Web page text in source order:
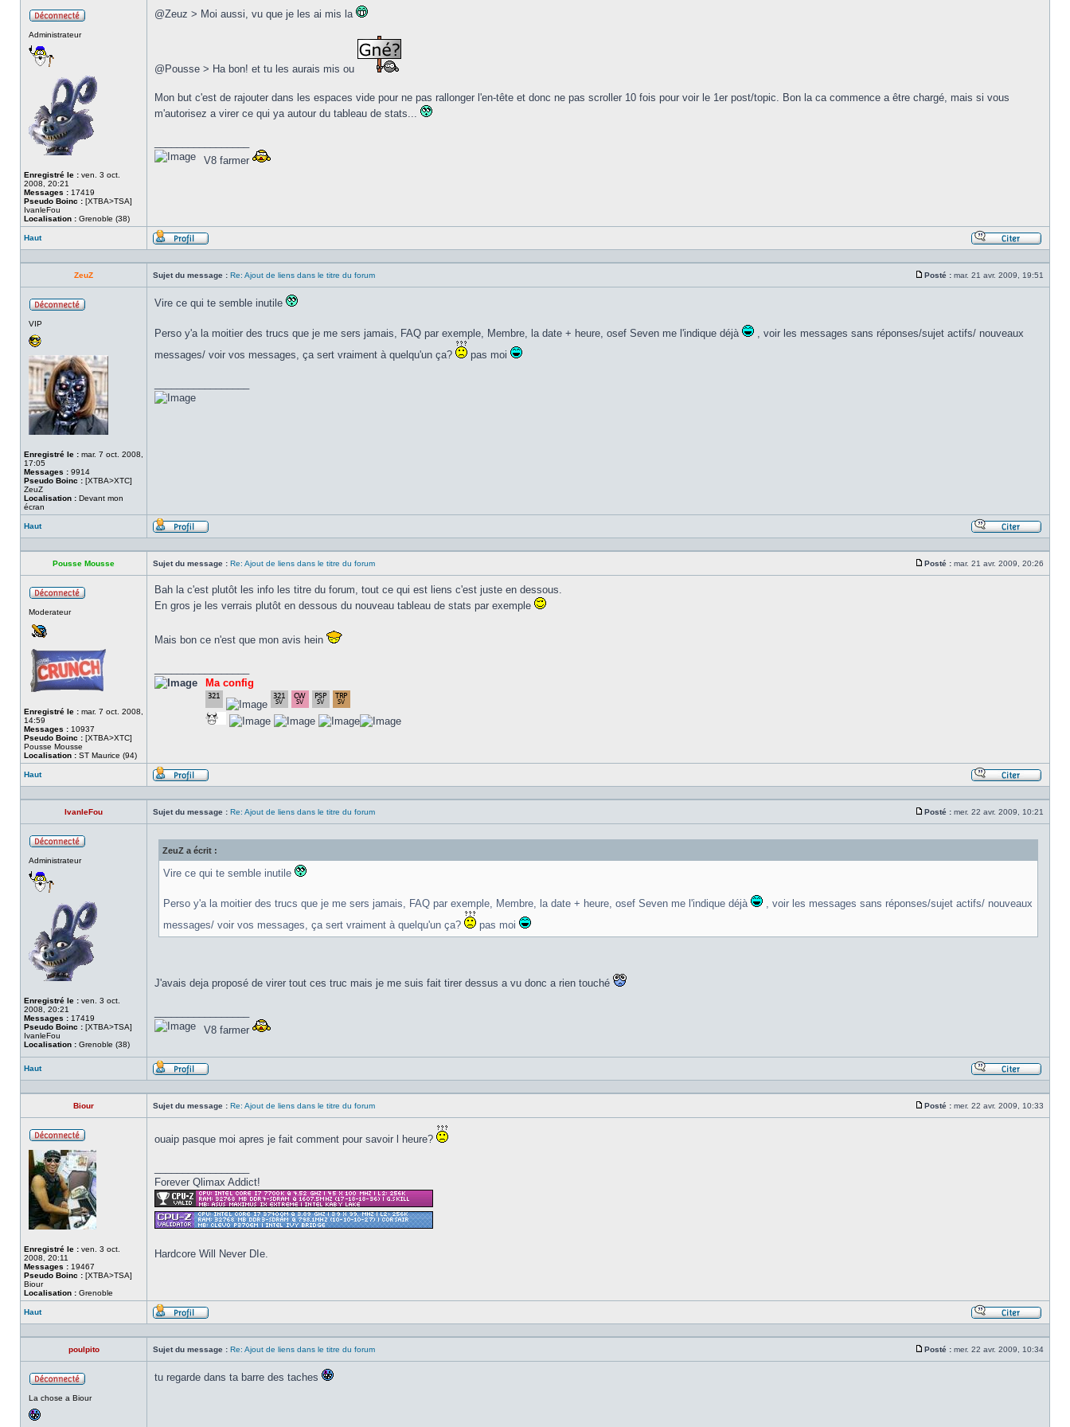
Administrateur
Enregistré le : ven. 3 oct.
2008, 20:21
Messages : 17419
Pseudo Boinc : [XTBA>TSA]
IvanleFou
Localisation : Grenoble (38)
@Zeuz > Moi aussi, vu que je les ai mis la
@Pousse > Ha bon! et tu les aurais mis ou
Mon but c'est de rajouter dans les espaces vide pour ne pas rallonger l'en-tête et donc ne pas scroller 10 fois pour voir le 1er post/topic. Bon la ca commence a être chargé, mais si vous
m'autorisez a virer ce qui ya autour du tableau de stats...
V8 farmer
Haut
Profil
le
ZeuZ Sujet du message : Re: Ajout de liens dans le titre du forum
Posté : mar. 21 avr. 2009, 19:51
VIP
Enregistré le : mar. 7 oct. 2008,
17:05
Messages : 9914
Pseudo Boinc : [XTBA>XTC]
ZeuZ
Localisation : Devant mon
écran
Vire ce qui te semble inutile
Perso y'a la moitier des trucs que je me sers jamais, FAQ par exemple, Membre, la date + heure, osef Seven me l'indique déjà
, voir les messages sans réponses/sujet actifs/ nouveaux
messages/ voir vos messages, ça sert vraiment à quelqu'un ça?
pas moi
Haut
Profil
le
Pousse Mousse Sujet du message : Re: Ajout de liens dans le titre du forum
Posté : mar. 21 avr. 2009, 20:26
Moderateur
Enregistré le : mar. 7 oct. 2008,
14:59
Messages : 10937
Pseudo Boinc : [XTBA>XTC]
Pousse Mousse
Localisation : ST Maurice (94)
Bah la c'est plutôt les info les titre du forum, tout ce qui est liens c'est juste en dessous.
En gros je les verrais plutôt en dessous du nouveau tableau de stats par exemple
Mais bon ce n'est que mon avis hein
Ma config
Haut
Profil
le
IvanleFou Sujet du message : Re: Ajout de liens dans le titre du forum
Posté : mer. 22 avr. 2009, 10:21
Administrateur
Enregistré le : ven. 3 oct.
2008, 20:21
Messages : 17419
Pseudo Boinc : [XTBA>TSA]
IvanleFou
Localisation : Grenoble (38)
ZeuZ a écrit :
Vire ce qui te semble inutile
Perso y'a la moitier des trucs que je me sers jamais, FAQ par exemple, Membre, la date + heure, osef Seven me l'indique déjà
, voir les messages sans réponses/sujet actifs/ nouveaux
messages/ voir vos messages, ça sert vraiment à quelqu'un ça?
pas moi
J'avais deja proposé de virer tout ces truc mais je me suis fait tirer dessus a vu donc a rien touché
V8 farmer
Haut
Profil
le
Biour Sujet du message : Re: Ajout de liens dans le titre du forum
Posté : mer. 22 avr. 2009, 10:33
ligne
Enregistré le : ven. 3 oct.
2008, 20:11
Messages : 19467
Pseudo Boinc : [XTBA>TSA]
Biour
Localisation : Grenoble
ouaip pasque moi apres je fait comment pour savoir l heure?
Forever Qlimax Addict!
Hardcore Will Never DIe.
Haut
Profil
le
poulpito Sujet du message : Re: Ajout de liens dans le titre du forum
Posté : mer. 22 avr. 2009, 10:34
ligne
La chose a Biour
tu regarde dans ta barre des taches